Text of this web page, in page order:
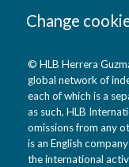
Change
© HLB Herrera
global network of
each of which is a
as such, HLB
omissions from any
is an English
the international